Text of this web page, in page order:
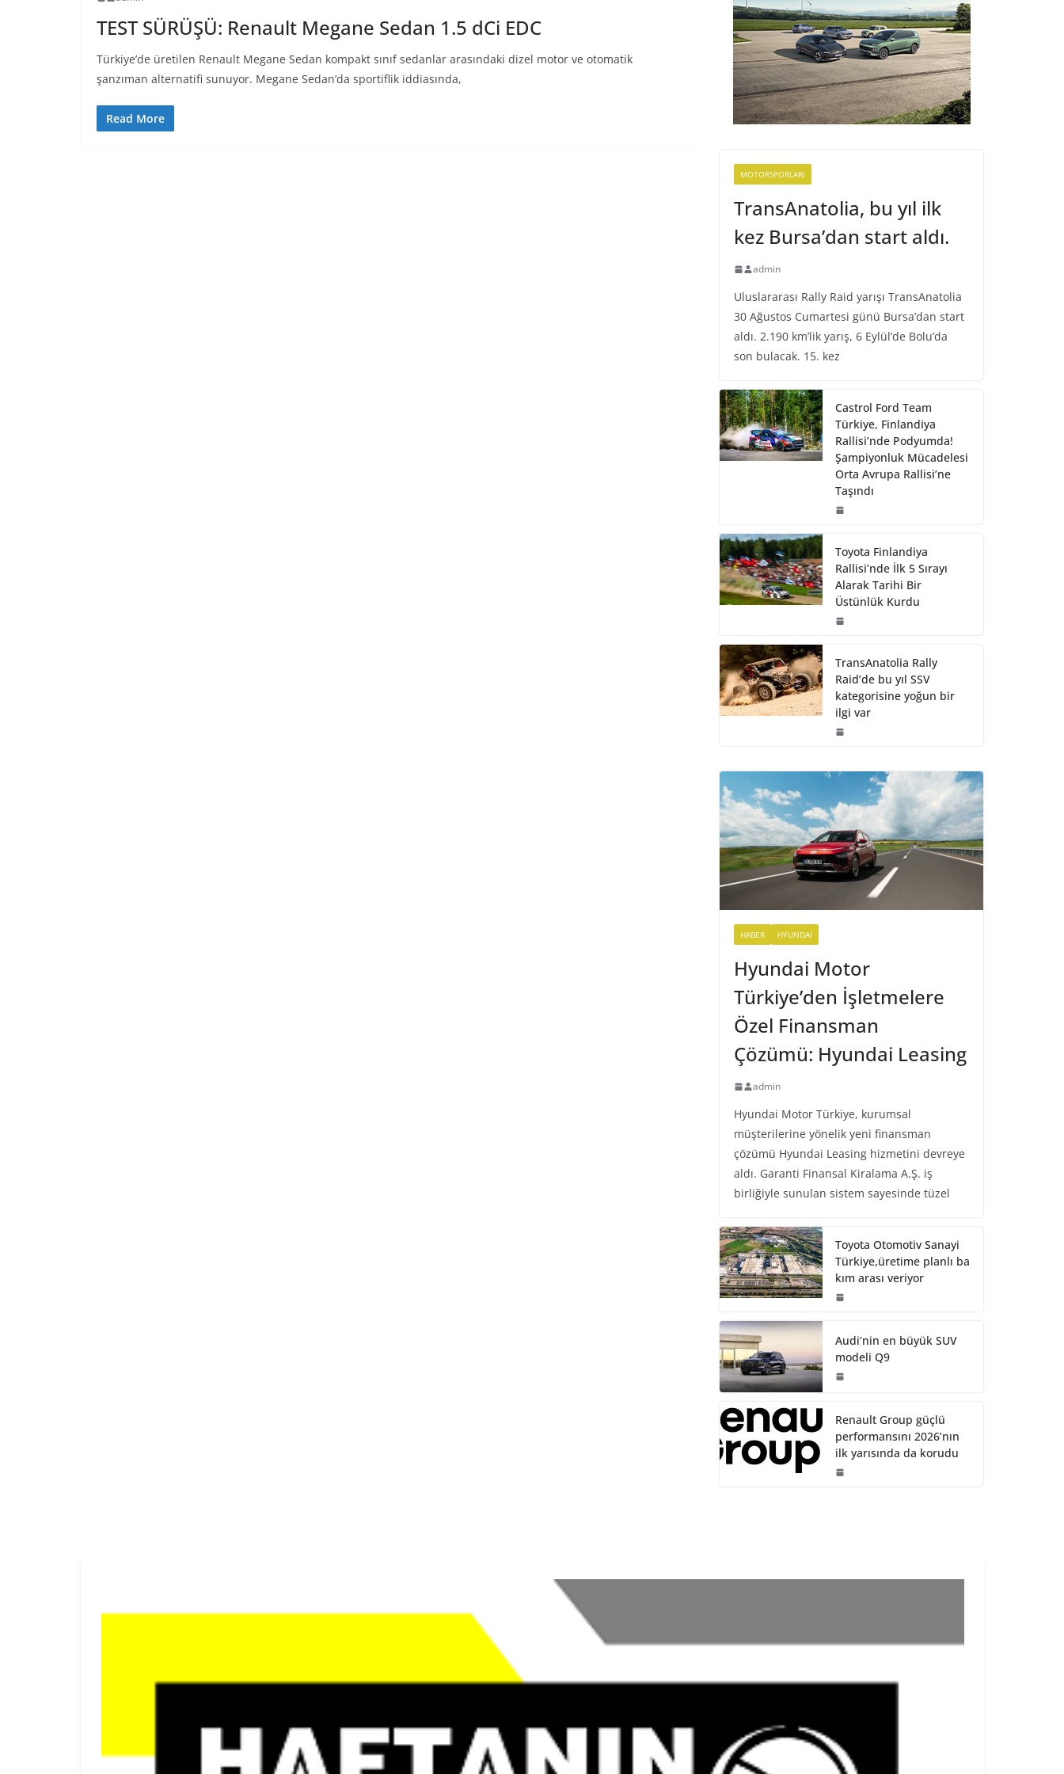
TEST SÜRÜŞÜ: Renault Megane Sedan 1.5 dCi EDC
Türkiye’de üretilen Renault Megane Sedan kompakt sınıf sedanlar arasındaki dizel motor ve otomatik
şanzıman alternatifi sunuyor. Megane Sedan’da sportiflik iddiasında,
Read More
MOTORSPORLARI
TransAnatolia, bu yıl ilk
kez Bursa’dan start aldı.
admin
Uluslararası Rally Raid yarışı TransAnatolia
30 Ağustos Cumartesi günü Bursa’dan start
aldı. 2.190 km’lik yarış, 6 Eylül’de Bolu’da
son bulacak. 15. kez
Castrol Ford Team
Türkiye, Finlandiya
Rallisi’nde Podyumda!
Şampiyonluk Mücadelesi
Orta Avrupa Rallisi’ne
Taşındı
Toyota Finlandiya
Rallisi’nde İlk 5 Sırayı
Alarak Tarihi Bir
Üstünlük Kurdu
TransAnatolia Rally
Raid’de bu yıl SSV
kategorisine yoğun bir
ilgi var
HABER HYUNDAI
Hyundai Motor
Türkiye’den İşletmelere
Özel Finansman
Çözümü: Hyundai Leasing
admin
Hyundai Motor Türkiye, kurumsal
müşterilerine yönelik yeni finansman
çözümü Hyundai Leasing hizmetini devreye
aldı. Garanti Finansal Kiralama A.Ş. iş
birliğiyle sunulan sistem sayesinde tüzel
Toyota Otomotiv Sanayi
Türkiye,üretime planlı ba
kım arası veriyor
Audi’nin en büyük SUV
modeli Q9
Renault Group güçlü
performansını 2026’nın
ilk yarısında da korudu